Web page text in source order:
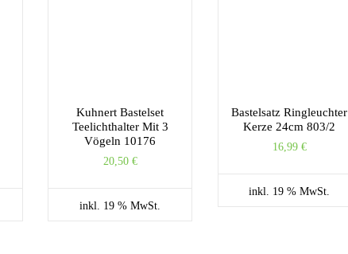
Kuhnert Bastelset
Teelichthalter Mit 3
Vögeln 10176
20,50 €
inkl. 19 % MwSt.
Bastelsatz Ringleuchter
Kerze 24cm 803/2
16,99 €
inkl. 19 % MwSt.